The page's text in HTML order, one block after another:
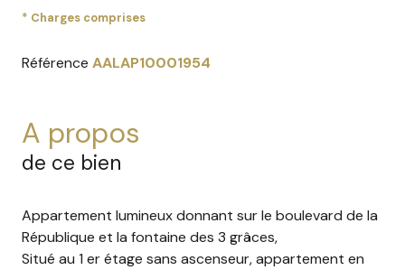
* Charges comprises
Référence AALAP10001954
a propos
de ce bien
Appartement lumineux donnant sur le boulevard de la
République et la fontaine des 3 grâces,
Situé au 1 er étage sans ascenseur, appartement en